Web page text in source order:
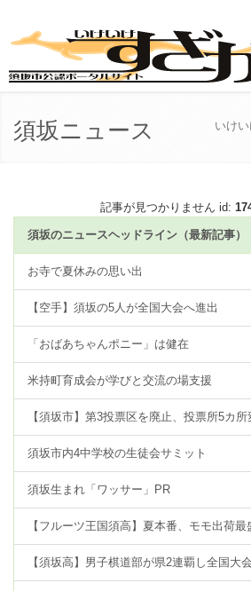
須坂ニュース いけ
記事が見つかりません id:
須坂のニュースヘッドライン（最新記事）
お寺で夏休みの思い出
【空手】須坂の5人が全国大会へ進出
「おばあちゃんポニー」は健在
米持町育成会が学びと交流の場支援
【須坂市】第3投票区を廃止、投票所5カ所
須坂市内4中学校の生徒会サミット
須坂生まれ「ワッサー」PR
【フルーツ王国須高】夏本番、モモ出荷最
【須坂高】男子棋道部が県2連覇し全国大